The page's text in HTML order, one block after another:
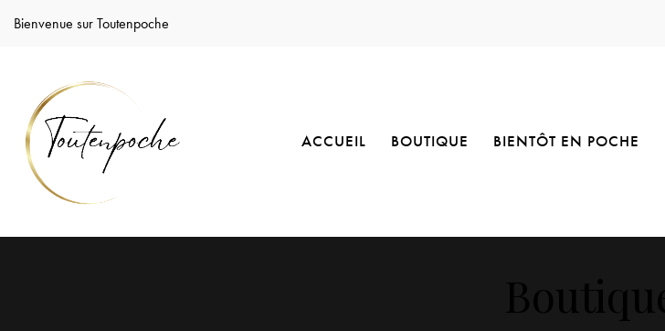
Bienvenue sur Toutenpoche
ACCUEIL BOUTIQUE BIENTÔT EN POCHE